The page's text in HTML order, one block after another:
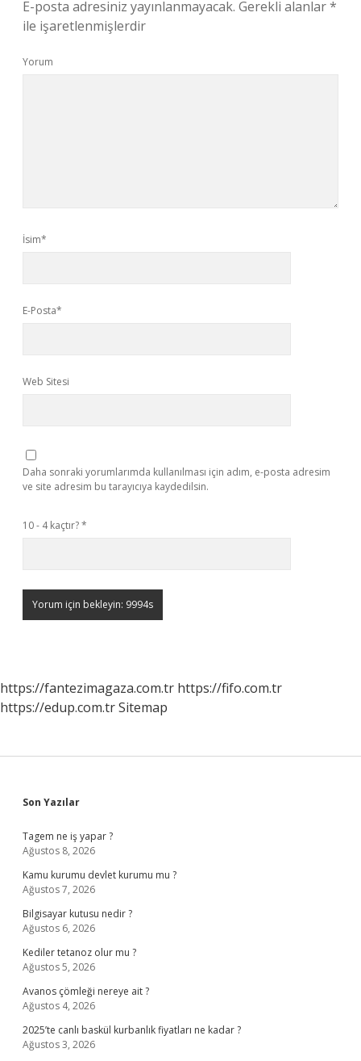
E-posta adresiniz yayınlanmayacak. Gerekli alanlar*
ile işaretlenmişlerdir
Yorum
İsim*
E-Posta*
Web Sitesi
Daha sonraki yorumlarımda kullanılması için adım, e-posta adresim
ve site adresim bu tarayıcıya kaydedilsin.
10 - 4 kaçtır?*
https://fantezimagaza.com.tr https://fifo.com.tr
https://edup.com.trSitemap
Sidebar
Son Yazılar
Tagem ne iş yapar ?
Ağustos 8, 2026
Kamu kurumu devlet kurumu mu ?
Ağustos 7, 2026
Bilgisayar kutusu nedir ?
Ağustos 6, 2026
Kediler tetanoz olur mu ?
Ağustos 5, 2026
Avanos çömleği nereye ait ?
Ağustos 4, 2026
2025’te canlı baskül kurbanlık fiyatları ne kadar ?
Ağustos 3, 2026